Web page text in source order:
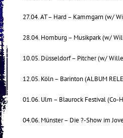
27.04. AT – Hard – Kammgarn (w/
28.04. Homburg – Musikpark (w/
10.05. Düsseldorf – Pitcher (w/
12.05. Köln – Barinton (ALBUM
01.06. Ulm – Blaurock Festival (Co-
04.06. Münster – Die ?-Show im